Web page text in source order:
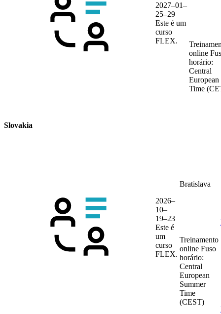
2027–01–
25–29
Este é um
curso
FLEX.
online
horário:
Central
European
Time
Slovakia
2026–
10–
19–23
Este é
um
curso
FLEX.
Bratislava
Treinamento
online Fuso
horário:
Central
European
Summer
Time
(CEST)